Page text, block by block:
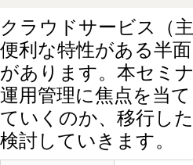
クラウドサービス（
便利な特性がある半
があります。本セミ
運用管理に焦点を当
ていくのか、移行し
検討していきます。